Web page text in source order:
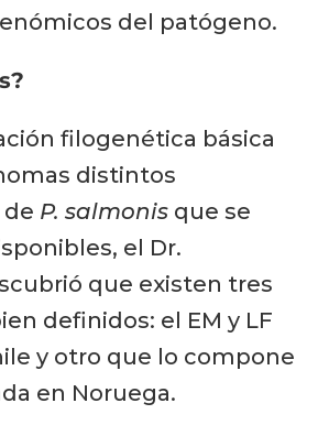
del patógeno.
filogenética básica
distintos
P. salmonisque se
el Dr.
que existen tres
definidos: el EM y LF
y otro que lo compone
en Noruega.